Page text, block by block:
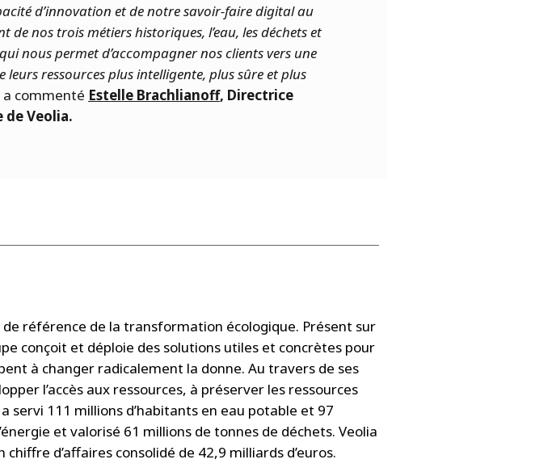
d’innovation et de notre savoir-faire digital au
de nos trois métiers historiques, l’eau, les déchets et
qui nous permet d’accompagner nos clients vers une
leurs ressources plus intelligente, plus sûre et plus
a commenté Estelle Brachlianoff, Directrice
de Veolia.
référence de la transformation écologique. Présent sur
conçoit et déploie des solutions utiles et concrètes pour
à changer radicalement la donne. Au travers de ses
l’accès aux ressources, à préserver les ressources
servi 111 millions d’habitants en eau potable et 97
et valorisé 61 millions de tonnes de déchets. Veolia
d’affaires consolidé de 42,9 milliards d’euros.